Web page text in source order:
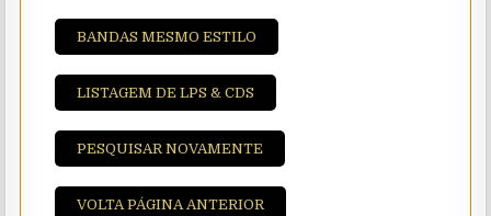
BANDAS MESMO ESTILO
LISTAGEM DE LPS & CDS
PESQUISAR NOVAMENTE
VOLTA PÁGINA ANTERIOR